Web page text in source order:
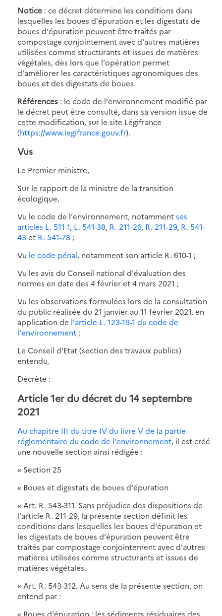
Notice : ce décret détermine les conditions dans
lesquelles les boues d'épuration et les digestats de
boues d'épuration peuvent être traités par
compostage conjointement avec d'autres matières
utilisées comme structurants et issues de matières
végétales, dès lors que l'opération permet
d'améliorer les caractéristiques agronomiques des
boues et des digestats de boues.
Références : le code de l'environnement modifié par
le décret peut être consulté, dans sa version issue de
cette modification, sur le site Légifrance
(https://www.legifrance.gouv.fr).
Vus
Le Premier ministre,
Sur le rapport de la ministre de la transition
écologique,
Vu le code de l'environnement, notammentses
articles L. 511-1, L. 541-38, R. 211-26, R. 211-29, R. 541-
43 et R. 541-78 ;
Vu le code pénal, notamment son article R. 610-1 ;
Vu les avis du Conseil national d'évaluation des
normes en date des 4 février et 4 mars 2021 ;
Vu les observations formulées lors de la consultation
du public réalisée du 21 janvier au 11 février 2021, en
application de l'article L. 123-19-1 du code de
l'environnement ;
Le Conseil d'Etat (section des travaux publics)
entendu,
Décrète :
Article 1er du décret du 14 septembre
2021
Au chapitre III du titre IV du livre V de la partie
réglementaire du code de l'environnement, il est créé
une nouvelle section ainsi rédigée :
« Section 25
« Boues et digestats de boues d'épuration
« Art. R. 543-311. Sans préjudice des dispositions de
l'article R. 211-29, la présente section définit les
conditions dans lesquelles les boues d'épuration et
les digestats de boues d'épuration peuvent être
traités par compostage conjointement avec d'autres
matières utilisées comme structurants et issues de
matières végétales.
« Art. R. 543-312. Au sens de la présente section, on
entend par :
« Boues d'épuration : les sédiments résiduaires des